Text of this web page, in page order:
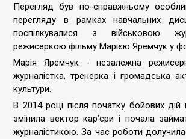
Перегляд був по-справжньому
перегляду в рамках навчальних
поспілкувалися з військовою
режисеркою фільму Марією Яремчук у
Марія Яремчук - незалежна
журналістка, тренерка і громадська
культури.
В 2014 році після початку бойових дій
змінила вектор кар’єри і почала
журналістикою. За час роботи